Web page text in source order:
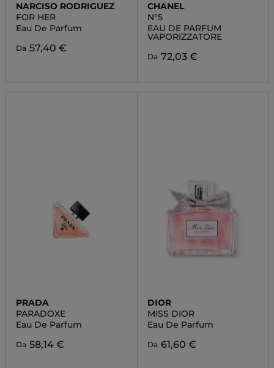
NARCISO RODRIGUEZ
FOR HER
Eau De Parfum
Da 57,40 €
CHANEL
N°5
EAU DE PARFUM
VAPORIZZATORE
Da 72,03 €
PRADA
PARADOXE
Eau De Parfum
Da 58,14 €
DIOR
MISS DIOR
Eau De Parfum
Da 61,60 €